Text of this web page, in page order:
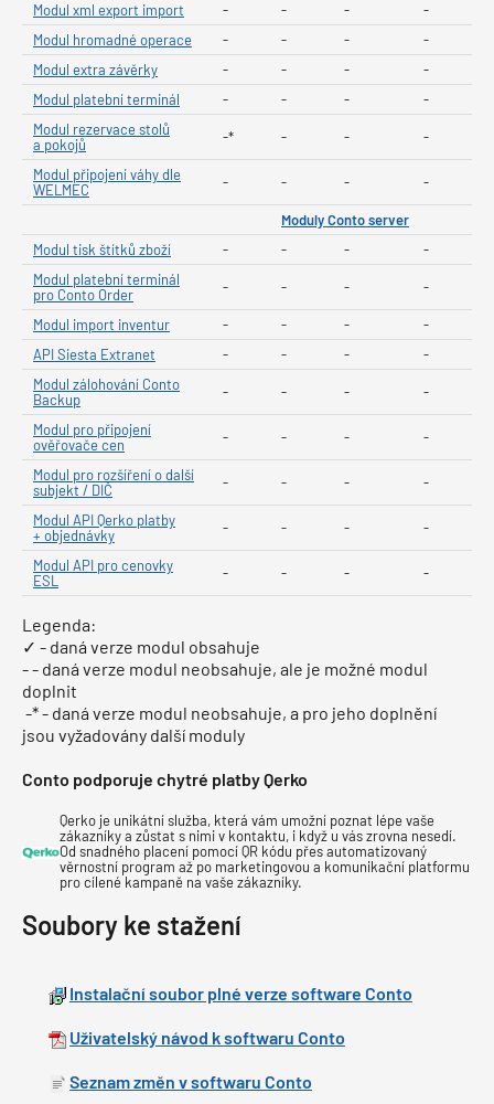
Modul xml export import
- - -
-
Modul hromadné operace
- - -
-
Modul extra závěrky
- - -
-
Modul platební terminál
- - -
-
Modul rezervace stolů
a pokojů
-* - - -
Modul připojení váhy dle
WELMEC
- - - -
Moduly Conto server
Modul tisk štítků zboží
- - -
-
Modul platební terminál
pro Conto Order
- - - -
Modul import inventur - - -
-
API Siesta Extranet
- - -
-
Modul zálohování Conto
Backup
- - - -
Modul pro připojení
ověřovače cen
- - - -
Modul pro rozšíření o další
subjekt / DIČ
- - - -
Modul API Qerko platby
+ objednávky
- - - -
Modul API pro cenovky
ESL
- - - -
Legenda:
✓ - daná verze modul obsahuje
- - daná verze modul neobsahuje, ale je možné modul
doplnit
-* - daná verze modul neobsahuje, a pro jeho doplnění
jsou vyžadovány další moduly
Conto podporuje chytré platby Qerko
Qerko je unikátní služba, která vám umožní poznat lépe vaše
zákazníky a zůstat s nimi v kontaktu, i když u vás zrovna nesedí.
Od snadného placení pomocí QR kódu přes automatizovaný
věrnostní program až po marketingovou a komunikační platformu
pro cílené kampaně na vaše zákazníky.
Soubory ke stažení
Instalační soubor plné verze software Conto
Uživatelský návod k softwaru Conto
Seznam změn v softwaru Conto